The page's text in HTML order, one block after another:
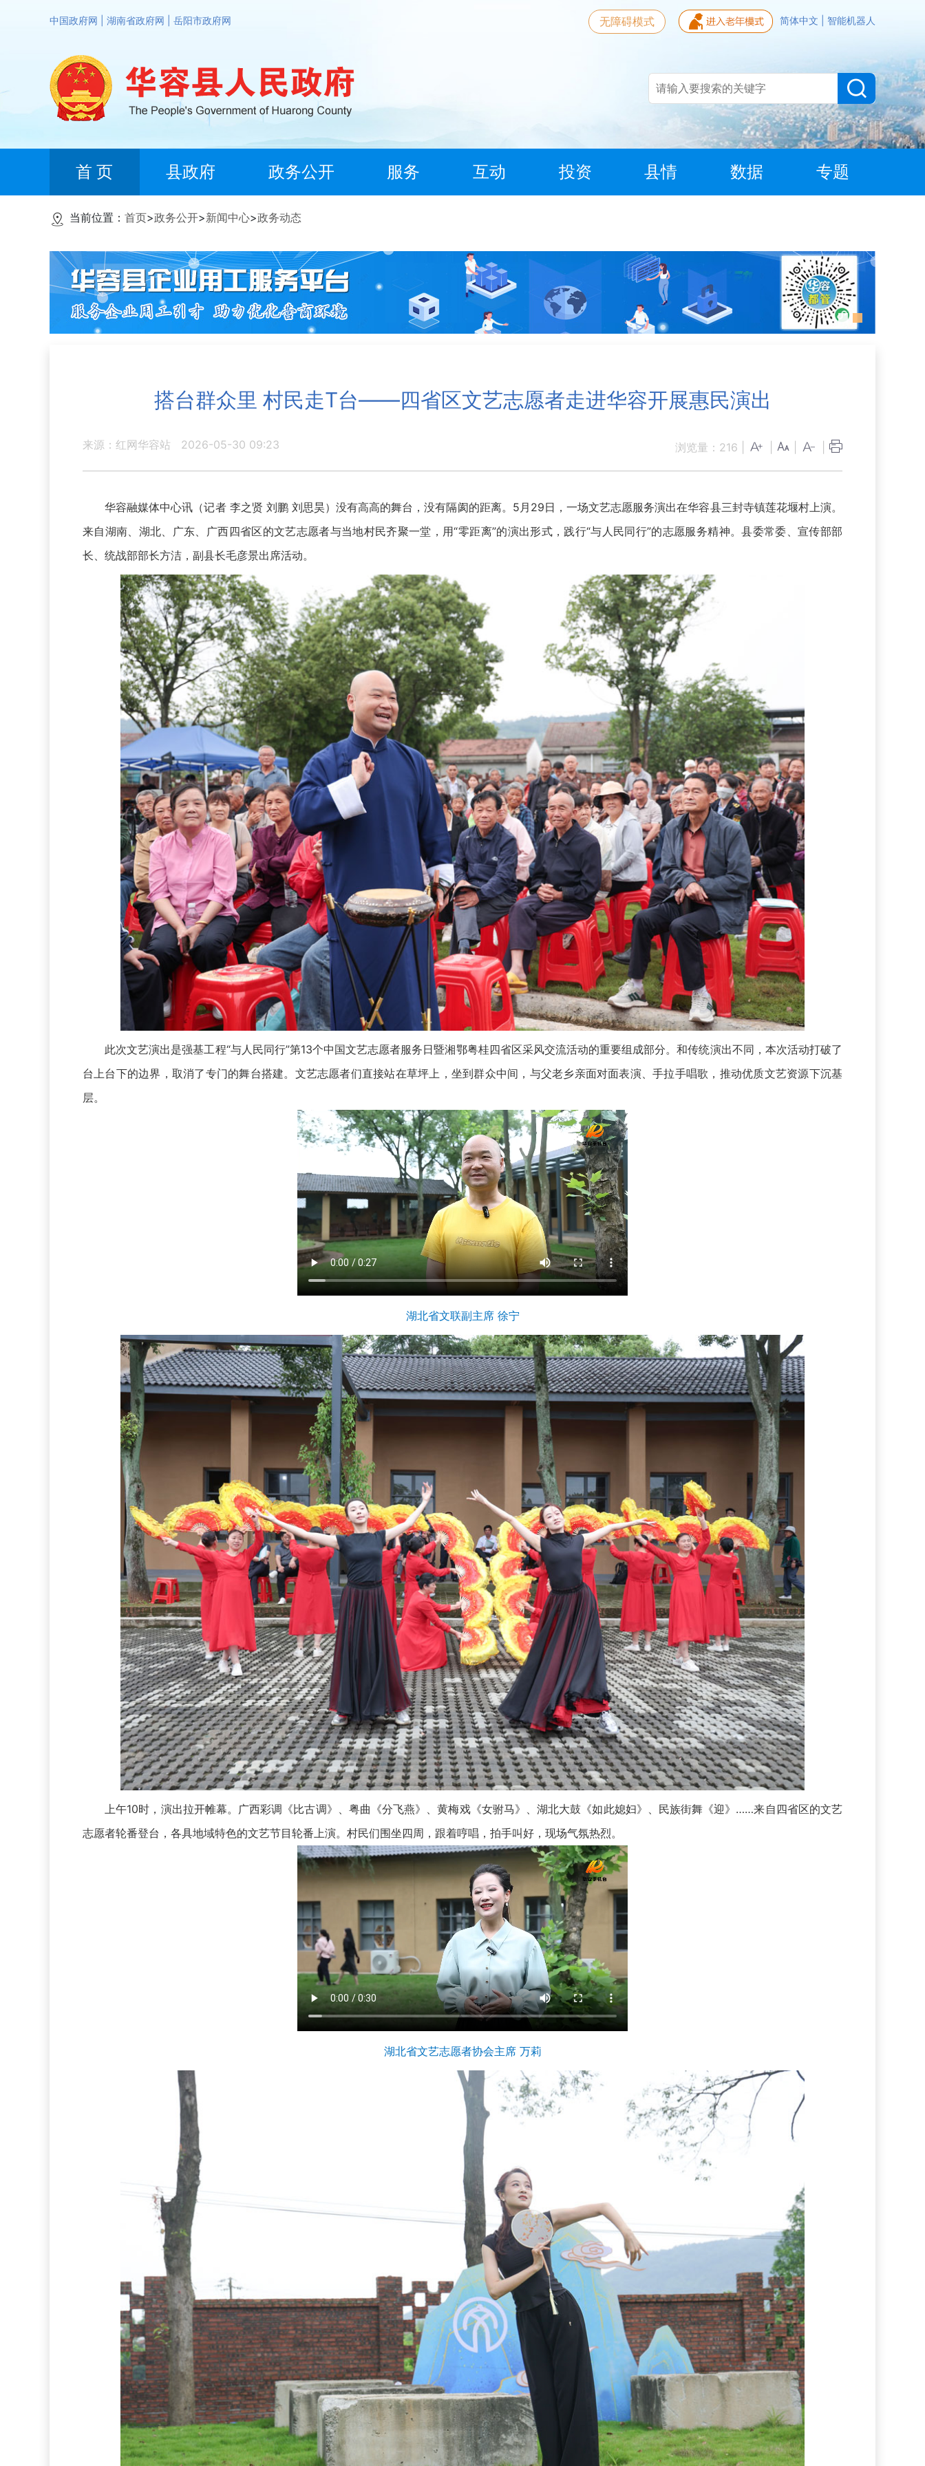
中国政府网 湖南省政府网 岳阳市政府网 简体中文 智能机器人
无障碍模式
首 页 县政府 政务公开 服务 互动 投资 县情 数据 专题
当前位置： 首页>政务公开>新闻中心>政务动态
搭台群众里 村民走T台——四省区文艺志愿者走进华容开展惠民演出
来源：红网华容站 2026-05-30 09:23 浏览量： 216
华容融媒体中心讯（记者 李之贤 刘鹏 刘思昊）没有高高的舞台，没有隔阂的距离。5月29日，一场文艺志愿服务演出在华容县三封寺镇莲花堰村上演。
来自湖南、湖北、广东、广西四省区的文艺志愿者与当地村民齐聚一堂，用“零距离”的演出形式，践行“与人民同行”的志愿服务精神。县委常委、宣传部部
长、统战部部长方洁，副县长毛彦景出席活动。
此次文艺演出是强基工程“与人民同行”第13个中国文艺志愿者服务日暨湘鄂粤桂四省区采风交流活动的重要组成部分。和传统演出不同，本次活动打破了
台上台下的边界，取消了专门的舞台搭建。文艺志愿者们直接站在草坪上，坐到群众中间，与父老乡亲面对面表演、手拉手唱歌，推动优质文艺资源下沉基
层。
湖北省文联副主席 徐宁
上午10时，演出拉开帷幕。广西彩调《比古调》、粤曲《分飞燕》、黄梅戏《女驸马》、湖北大鼓《如此媳妇》、民族街舞《迎》……来自四省区的文艺
志愿者轮番登台，各具地域特色的文艺节目轮番上演。村民们围坐四周，跟着哼唱，拍手叫好，现场气氛热烈。
湖北省文艺志愿者协会主席 万莉